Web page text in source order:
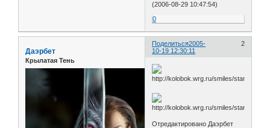
(2006-08-29 10:47:54)
0
Поделиться 2
2005-
10-19 12:30:11
Даэрбет
Крылатая Тень
Отредактировано Даэрбет